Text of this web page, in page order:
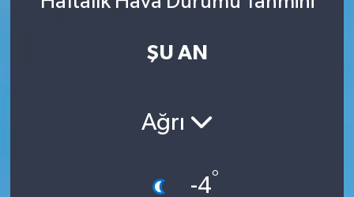
ŞU AN
Ağrı
-4°
İletişim